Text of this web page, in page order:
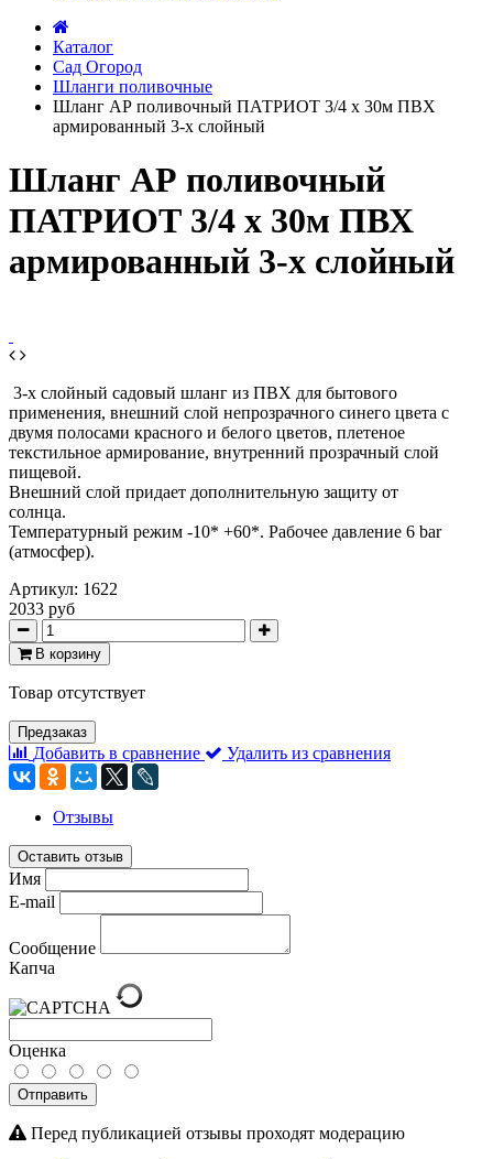
Каталог
Сад Огород
Шланги поливочные
Шланг АР поливочный ПАТРИОТ 3/4 х 30м ПВХ
армированный 3-х слойный
Шланг АР поливочный
ПАТРИОТ 3/4 х 30м ПВХ
армированный 3-х слойный
3-х слойный садовый шланг из ПВХ для бытового
применения, внешний слой непрозрачного синего цвета с
двумя полосами красного и белого цветов, плетеное
текстильное армирование, внутренний прозрачный слой
пищевой.
Внешний слой придает дополнительную защиту от
солнца.
Температурный режим -10* +60*. Рабочее давление 6 bar
(атмосфер).
Артикул: 1622
2033 руб
В корзину
Товар отсутствует
Предзаказ
Добавить в сравнение Удалить из сравнения
Отзывы
Оставить отзыв
Имя
E-mail
Сообщение
Капча
Оценка
Отправить
Перед публикацией отзывы проходят модерацию